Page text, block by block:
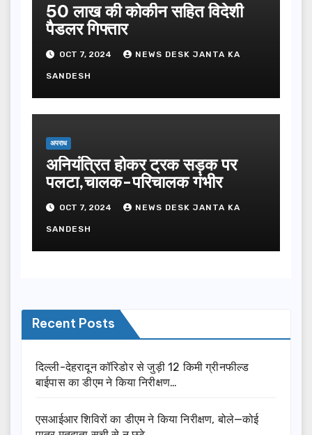
50 लाख की कोकीन सहित विदेशी
पैडलर गिफ्तार
OCT 7, 2024 NEWS DESK JANTA KA
SANDESH
अपराध
अनियंत्रित होकर ट्रक सड़क पर
पलटा,चालक-परिचालक गंभीर
OCT 7, 2024 NEWS DESK JANTA KA
SANDESH
Recent Posts
दिल्ली-देहरादून कॉरिडोर से जुड़ी 12 किमी ग्रीनफील्ड
बाईपास का डीएम ने किया निरीक्षण…
एसआईआर शिविरों का डीएम ने किया निरीक्षण, बोले—कोई